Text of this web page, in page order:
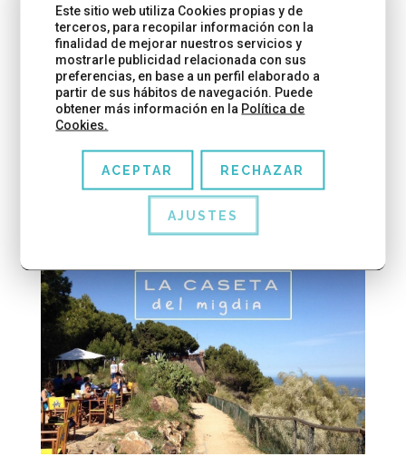
animas?. Un plan perfecto para merendar o
desayunar en familia. CHOCOLATERÍA BRESCÓ
Chocolates Brescó está ubicado en los bajos de
Cada...
LEER MÁS
Este sitio web utiliza Cookies propias y de
terceros, para recopilar información con la
finalidad de mejorar nuestros servicios y
mostrarle publicidad relacionada con sus
preferencias, en base a un perfil elaborado a
partir de sus hábitos de navegación. Puede
obtener más información en la Política de
Cookies.
ACEPTAR RECHAZAR
AJUSTES